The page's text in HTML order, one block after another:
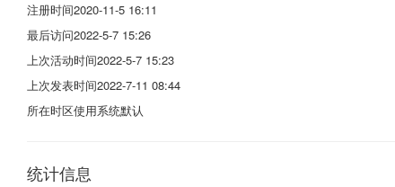
注册时间2020-11-5 16:11
最后访问2022-5-7 15:26
上次活动时间2022-5-7 15:23
上次发表时间2022-7-11 08:44
所在时区使用系统默认
统计信息